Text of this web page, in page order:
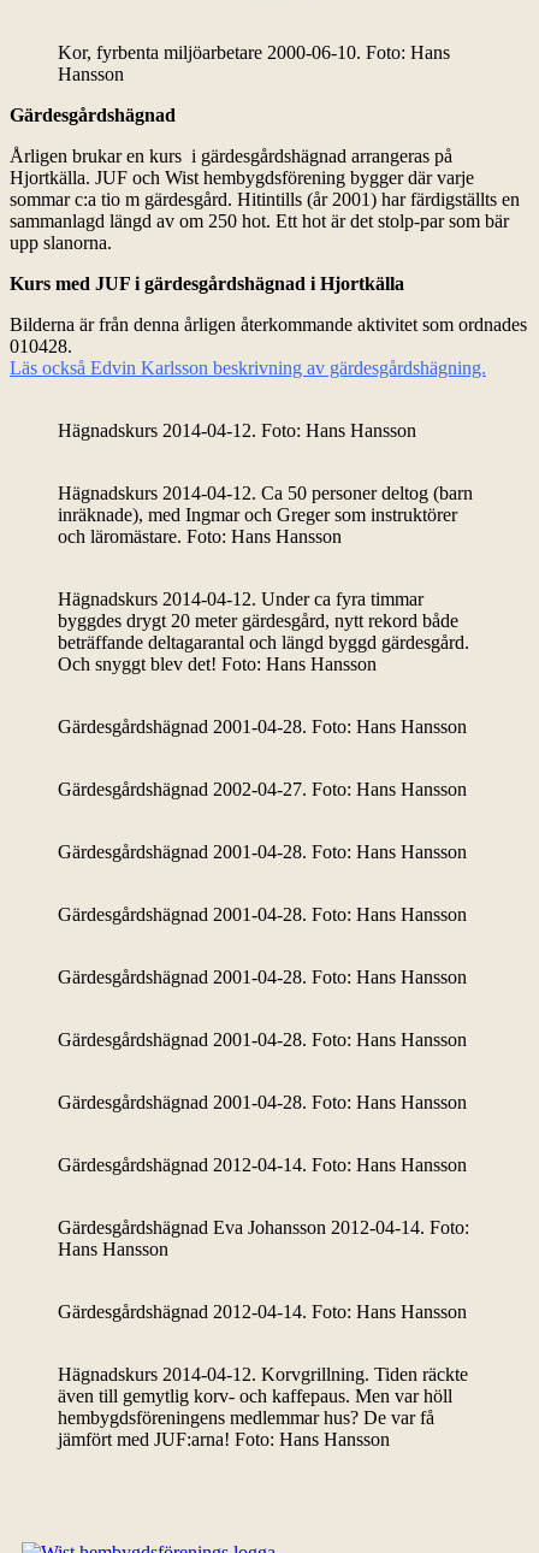
Kor, fyrbenta miljöarbetare 2000-06-10. Foto: Hans
Hansson
Gärdesgårdshägnad
Årligen brukar en kurs i gärdesgårdshägnad arrangeras på
Hjortkälla. JUF och Wist hembygdsförening bygger där varje
sommar c:a tio m gärdesgård. Hitintills (år 2001) har färdigställts en
sammanlagd längd av om 250 hot. Ett hot är det stolp-par som bär
upp slanorna.
Kurs med JUF i gärdesgårdshägnad i Hjortkälla
Bilderna är från denna årligen återkommande aktivitet som ordnades
010428.
Läs också Edvin Karlsson beskrivning av gärdesgårdshägning.
Hägnadskurs 2014-04-12. Foto: Hans Hansson
Hägnadskurs 2014-04-12. Ca 50 personer deltog (barn
inräknade), med Ingmar och Greger som instruktörer
och läromästare. Foto: Hans Hansson
Hägnadskurs 2014-04-12. Under ca fyra timmar
byggdes drygt 20 meter gärdesgård, nytt rekord både
beträffande deltagarantal och längd byggd gärdesgård.
Och snyggt blev det! Foto: Hans Hansson
Gärdesgårdshägnad 2001-04-28. Foto: Hans Hansson
Gärdesgårdshägnad 2002-04-27. Foto: Hans Hansson
Gärdesgårdshägnad 2001-04-28. Foto: Hans Hansson
Gärdesgårdshägnad 2001-04-28. Foto: Hans Hansson
Gärdesgårdshägnad 2001-04-28. Foto: Hans Hansson
Gärdesgårdshägnad 2001-04-28. Foto: Hans Hansson
Gärdesgårdshägnad 2001-04-28. Foto: Hans Hansson
Gärdesgårdshägnad 2012-04-14. Foto: Hans Hansson
Gärdesgårdshägnad Eva Johansson 2012-04-14. Foto:
Hans Hansson
Gärdesgårdshägnad 2012-04-14. Foto: Hans Hansson
Hägnadskurs 2014-04-12. Korvgrillning. Tiden räckte
även till gemytlig korv- och kaffepaus. Men var höll
hembygdsföreningens medlemmar hus? De var få
jämfört med JUF:arna! Foto: Hans Hansson